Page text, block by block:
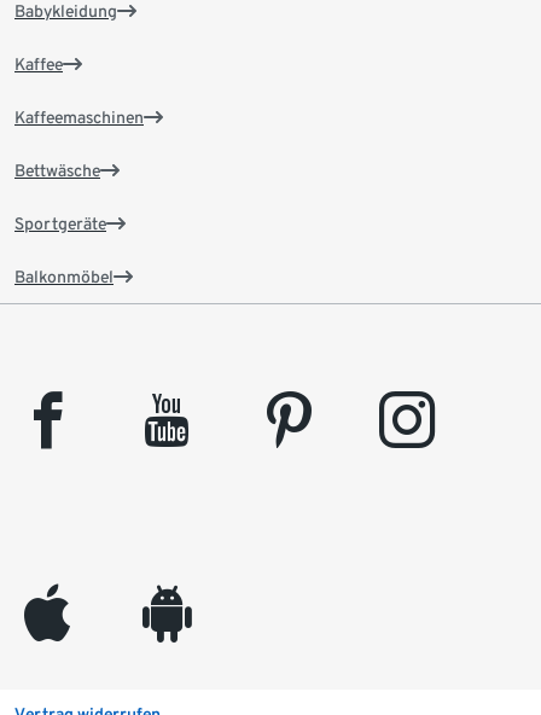
Babykleidung
Kaffee
Kaffeemaschinen
Bettwäsche
Sportgeräte
Balkonmöbel
facebook youtube pinterest instagram
appleinc android